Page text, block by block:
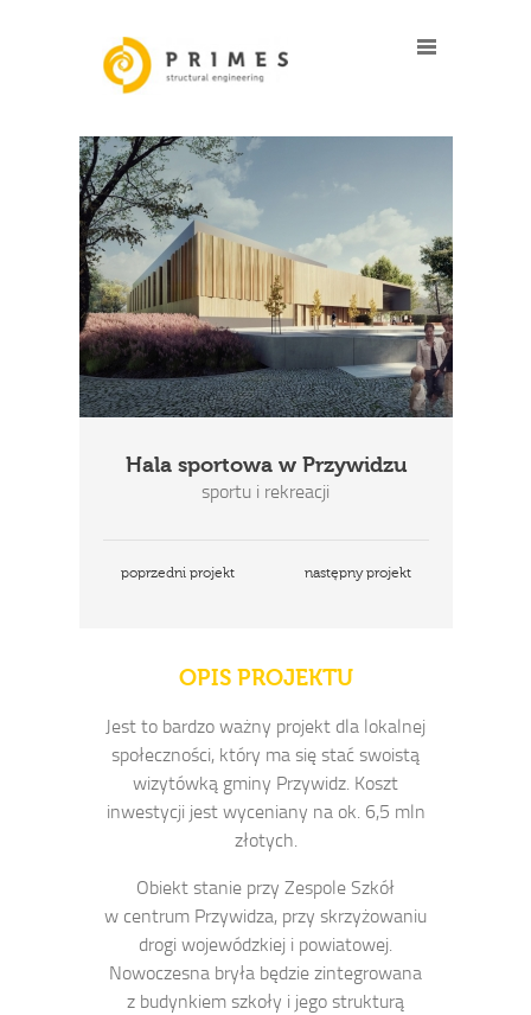
Hala sportowa w Przywidzu
sportu i rekreacji
poprzedni projekt następny projekt
OPIS PROJEKTU
Jest to bardzo ważny projekt dla lokalnej
społeczności, który ma się stać swoistą
wizytówką gminy Przywidz. Koszt
inwestycji jest wyceniany na ok. 6,5 mln
złotych.
Obiekt stanie przy Zespole Szkół
w centrum Przywidza, przy skrzyżowaniu
drogi wojewódzkiej i powiatowej.
Nowoczesna bryła będzie zintegrowana
z budynkiem szkoły i jego strukturą